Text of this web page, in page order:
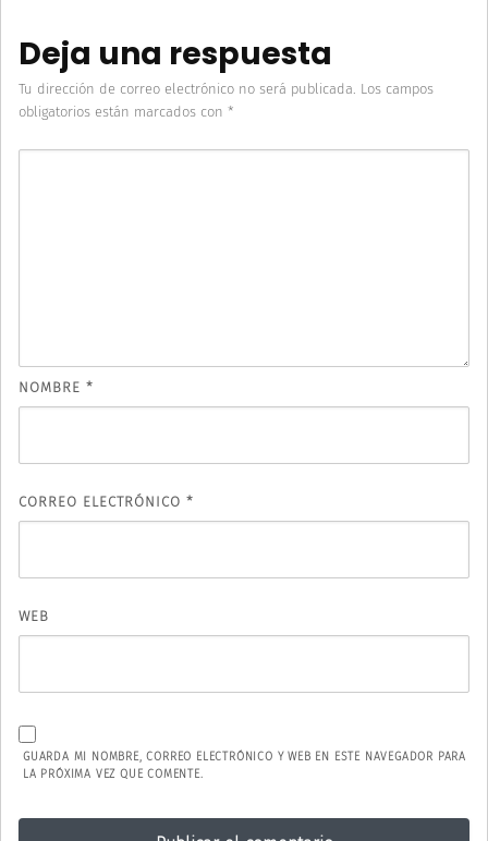
Deja una respuesta
Tu dirección de correo electrónico no será publicada. Los campos
obligatorios están marcados con *
NOMBRE *
CORREO ELECTRÓNICO *
WEB
GUARDA MI NOMBRE, CORREO ELECTRÓNICO Y WEB EN ESTE NAVEGADOR PARA
LA PRÓXIMA VEZ QUE COMENTE.